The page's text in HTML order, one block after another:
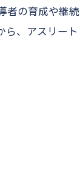
者の育成や継続
ら、アスリート